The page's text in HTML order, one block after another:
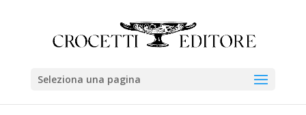
Seleziona una pagina